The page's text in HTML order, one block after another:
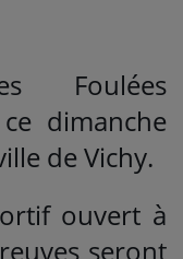
Foulées
dimanche
de Vichy.
ouvert à
seront